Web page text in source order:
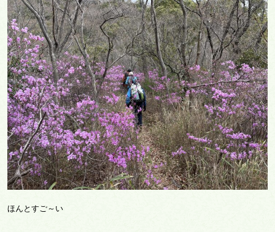
ほんとすご～い